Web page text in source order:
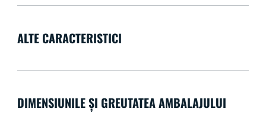
ALTE CARACTERISTICI
DIMENSIUNILE ȘI GREUTATEA AMBALAJULUI